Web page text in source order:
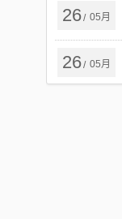
26/ 05月
26/ 05月